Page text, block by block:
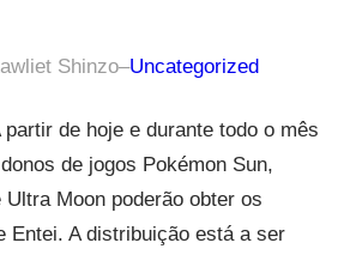
Shinzo–Uncategorized
de hoje e durante todo o mês
de jogos Pokémon Sun,
Moon poderão obter os
Entei. A distribuição está a ser